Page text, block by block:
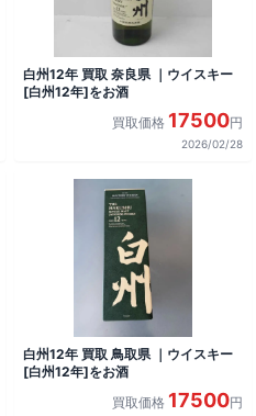
白州12年 買取 奈良県 ｜ウイスキー
[白州12年]をお酒
買取価格 17500円
2026/02/28
白州12年 買取 鳥取県 ｜ウイスキー
[白州12年]をお酒
買取価格 17500円